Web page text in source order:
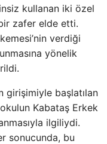
kullanan iki özel
zafer elde etti.
verdiği
yönelik
girişimiyle başlatılan
Kabataş Erkek
ilgiliydi.
sonucunda, bu